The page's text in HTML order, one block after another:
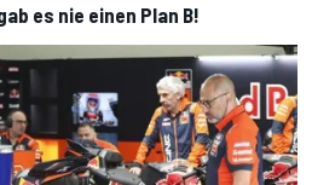
es nie einen Plan B!